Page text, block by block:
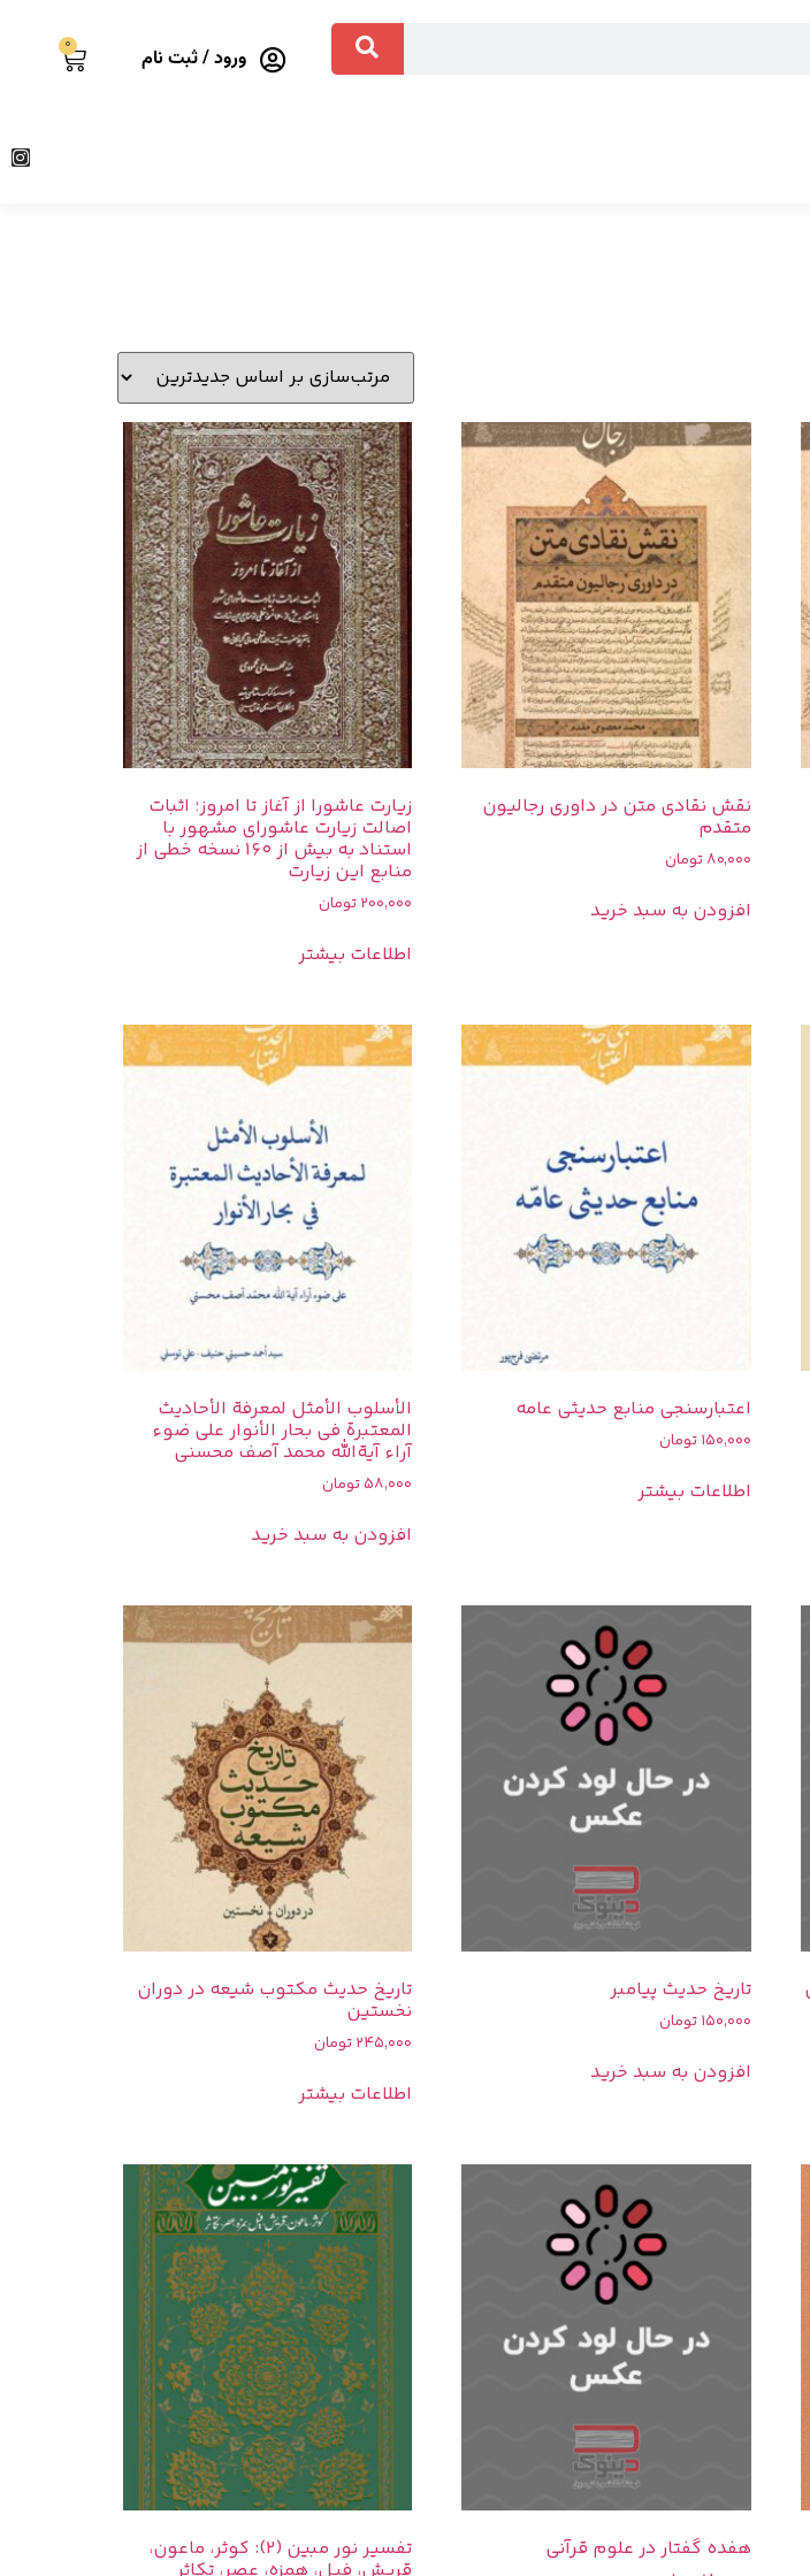
ورود / ثبت نام 0
نقش نقادی متن در داوری رجالیون
متقدم
80,000تومان
افزودن به سبد خرید
زیارت عاشورا از آغاز تا امروز؛ اثبات
اصالت زیارت عاشورای مشهور با
استناد به بیش از 160 نسخه خطی از
منابع این زیارت
200,000تومان
اطلاعات بیشتر
اعتبارسنجی منابع حدیثی عامه
150,000تومان
اطلاعات بیشتر
الأسلوب الأمثل لمعرفة الأحادیث
المعتبرة فی بحار الأنوار علی ضوء
آراء آیة‌الله محمد آصف محسنی
58,000تومان
افزودن به سبد خرید
تاریخ حدیث پیامبر
150,000تومان
افزودن به سبد خرید
تاریخ حدیث مکتوب شیعه در دوران
نخستین
245,000تومان
اطلاعات بیشتر
هفده گفتار در علوم قرآنی تفسیر نور مبین (2): کوثر، ماعون،